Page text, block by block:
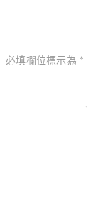
必填欄位標示為 *